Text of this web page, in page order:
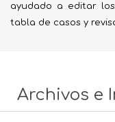
ayudado a editar
tabla de casos y
Archivos e